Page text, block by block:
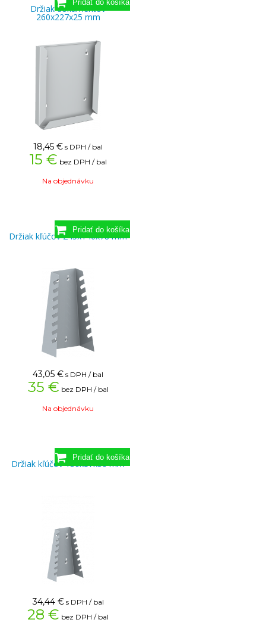
Držiak dokumentov
260x227x25 mm
18,45 € s DPH / bal
15 € bez DPH / bal
Na objednávku
Držiak kľúčov 245x140x78 mm
43,05 € s DPH / bal
35 € bez DPH / bal
Na objednávku
Držiak kľúčov 150x87x50 mm
34,44 € s DPH / bal
28 € bez DPH / bal